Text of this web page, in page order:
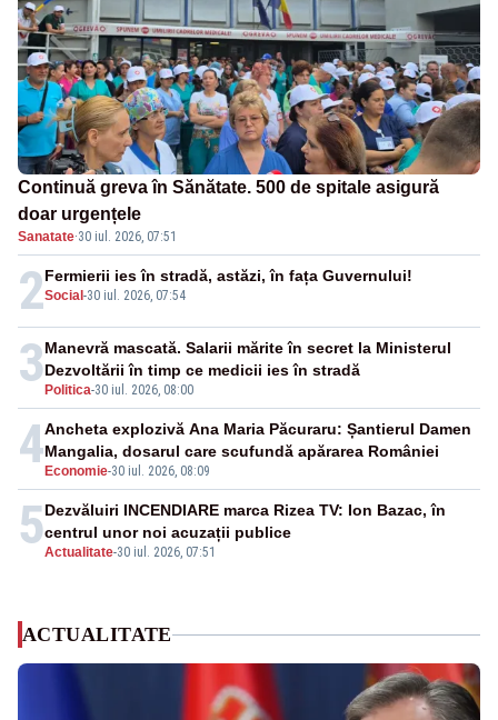
Continuă greva în Sănătate. 500 de spitale asigură
doar urgențele
Sanatate·30 iul. 2026, 07:51
2Social -30 iul. 2026, 07:54
Fermierii ies în stradă, astăzi, în fața Guvernului!
3 Politica-30 iul. 2026, 08:00
Manevră mascată. Salarii mărite în secret la Ministerul
Dezvoltării în timp ce medicii ies în stradă
4 Economie-30 iul. 2026, 08:09
Ancheta explozivă Ana Maria Păcuraru: Șantierul Damen
Mangalia, dosarul care scufundă apărarea României
5Actualitate-30 iul. 2026, 07:51
Dezvăluiri INCENDIARE marca Rizea TV: Ion Bazac, în
centrul unor noi acuzații publice
ACTUALITATE